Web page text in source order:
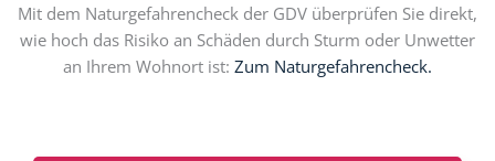
Mit dem Naturgefahrencheck der GDV überprüfen Sie direkt,
wie hoch das Risiko an Schäden durch Sturm oder Unwetter
an Ihrem Wohnort ist: Zum Naturgefahrencheck.